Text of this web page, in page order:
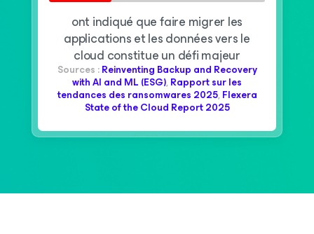
ont indiqué que faire migrer les
applications et les données vers le
cloud constitue un défi majeur
Sources :Reinventing Backup and Recovery
with AI and ML (ESG),Rapport sur les
tendances des ransomwares 2025,Flexera
State of the Cloud Report 2025